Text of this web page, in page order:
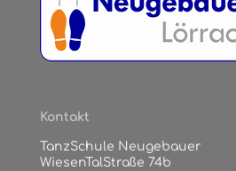
Kontakt
TanzSchule Neugebauer
WiesenTalStraße 74b